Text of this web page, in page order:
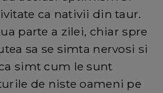
ca nativii din taur.
parte a zilei, chiar spre
sa se simta nervosi si
simt cum le sunt
de niste oameni pe